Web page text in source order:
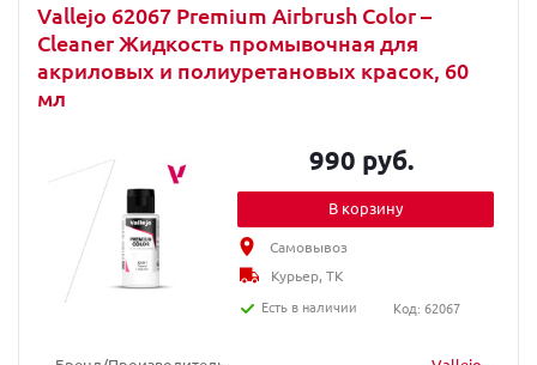
Vallejo 62067 Premium Airbrush Color –
Cleaner Жидкость промывочная для
акриловых и полиуретановых красок, 60
мл
990 руб.
В корзину
Самовывоз
Курьер, ТК
Есть в наличии
Код: 62067